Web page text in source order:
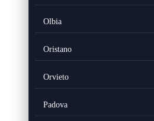
Olbia
Oristano
Orvieto
Padova